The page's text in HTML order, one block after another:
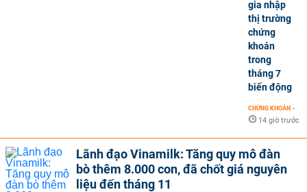
gia nhập
thị trường
chứng
khoán
trong
tháng 7
biến động
CHỨNG KHOÁN -
14 giờ trước
Lãnh đạo Vinamilk: Tăng quy mô đàn
bò thêm 8.000 con, đã chốt giá nguyên
liệu đến tháng 11